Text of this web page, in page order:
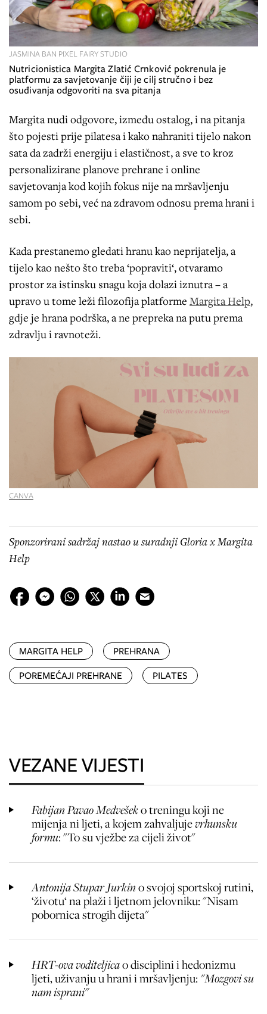
Nutricionistica Margita Zlatić Crnković pokrenula je
platformu za savjetovanje čiji je cilj stručno i bez
osuđivanja odgovoriti na sva pitanja
JASMINA BAN PIXEL FAIRY STUDIO
Margita nudi odgovore, između ostalog, i na pitanja
što pojesti prije pilatesa i kako nahraniti tijelo nakon
sata da zadrži energiju i elastičnost, a sve to kroz
personalizirane planove prehrane i online
savjetovanja kod kojih fokus nije na mršavljenju
samom po sebi, već na zdravom odnosu prema hrani i
sebi.
Kada prestanemo gledati hranu kao neprijatelja, a
tijelo kao nešto što treba ‘popraviti‘, otvaramo
prostor za istinsku snagu koja dolazi iznutra – a
upravo u tome leži filozofija platforme Margita Help,
gdje je hrana podrška, a ne prepreka na putu prema
zdravlju i ravnoteži.
CANVA
Sponzorirani sadržaj nastao u suradnji Gloria x Margita
Help
MARGITA HELP
PREHRANA
POREMEĆAJI PREHRANE
PILATES
VEZANE VIJESTI
Fabijan Pavao Medvešeko treningu koji ne
mijenja ni ljeti, a kojem zahvaljujevrhunsku
formu: "To su vježbe za cijeli život"
Antonija Stupar Jurkino svojoj sportskoj rutini,
‘životu‘ na plaži i ljetnom jelovniku: "Nisam
pobornica strogih dijeta"
HRT-ova voditeljicao disciplini i hedonizmu
ljeti, uživanju u hrani i mršavljenju: "Mozgovi su
nam isprani"